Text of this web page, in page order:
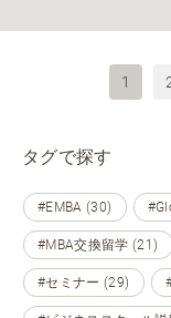
1
タグで探す
#EMBA (30)
#MBA交換留学 (21)
#セミナー (29)